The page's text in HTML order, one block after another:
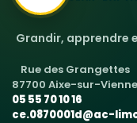
Grandir, apprendre
Rue des Grangettes
87700 Aixe-sur-Vienne
05 55 70 10 16
ce.0870001d@ac-